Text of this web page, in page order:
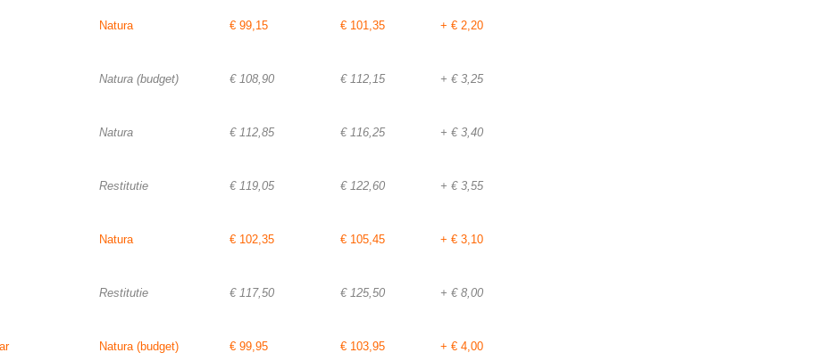
Natura € 99,15 € 101,35 + € 2,20
Natura (budget) € 108,90 € 112,15 + € 3,25
Natura € 112,85 € 116,25 + € 3,40
Restitutie € 119,05 € 122,60 + € 3,55
Natura € 102,35 € 105,45 + € 3,10
Restitutie € 117,50 € 125,50 + € 8,00
Natura (budget) € 99,95 € 103,95 + € 4,00